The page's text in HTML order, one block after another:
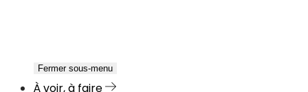
Fermer sous-menu
À voir, à faire